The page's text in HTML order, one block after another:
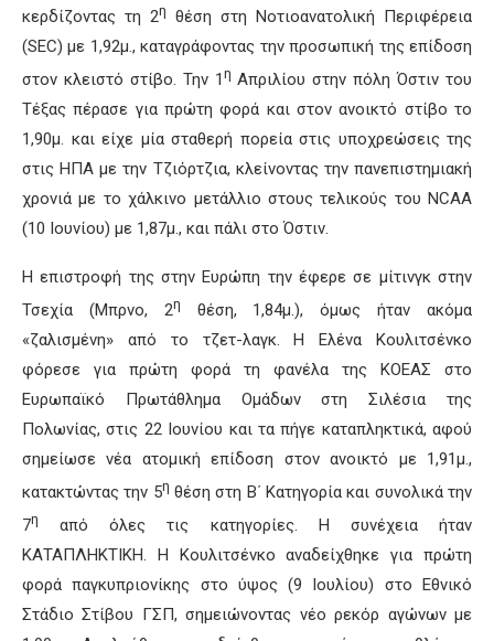
κερδίζοντας τη 2η θέση στη Νοτιοανατολική Περιφέρεια
(SEC) με 1,92μ., καταγράφοντας την προσωπική της επίδοση
στον κλειστό στίβο. Την 1 η Απριλίου στην πόλη Όστιν του
Τέξας πέρασε για πρώτη φορά και στον ανοικτό στίβο το
1,90μ. και είχε μία σταθερή πορεία στις υποχρεώσεις της
στις ΗΠΑ με την Τζιόρτζια, κλείνοντας την πανεπιστημιακή
χρονιά με το χάλκινο μετάλλιο στους τελικούς του NCAA
(10 Ιουνίου) με 1,87μ., και πάλι στο Όστιν.
Η επιστροφή της στην Ευρώπη την έφερε σε μίτινγκ στην
Τσεχία (Μπρνο, 2η
θέση, 1,84μ.), όμως ήταν ακόμα
«ζαλισμένη» από το τζετ-λαγκ. Η Ελένα Κουλιτσένκο
φόρεσε για πρώτη φορά τη φανέλα της ΚΟΕΑΣ στο
Ευρωπαϊκό Πρωτάθλημα Ομάδων στη Σιλέσια της
Πολωνίας, στις 22 Ιουνίου και τα πήγε καταπληκτικά, αφού
σημείωσε νέα ατομική επίδοση στον ανοικτό με 1,91μ.,
κατακτώντας την 5η θέση στη Β΄ Κατηγορία και συνολικά την
7η
από όλες τις κατηγορίες. Η συνέχεια ήταν
ΚΑΤΑΠΛΗΚΤΙΚΗ. Η Κουλιτσένκο αναδείχθηκε για πρώτη
φορά παγκυπριονίκης στο ύψος (9 Ιουλίου) στο Εθνικό
Στάδιο Στίβου ΓΣΠ, σημειώνοντας νέο ρεκόρ αγώνων με